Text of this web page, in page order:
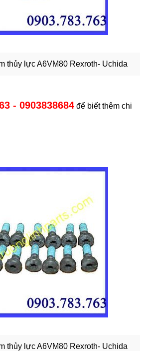
thủy lực A6VM80 Rexroth- Uchida
- 0903838684 để biết thêm chi
thủy lực A6VM80 Rexroth- Uchida